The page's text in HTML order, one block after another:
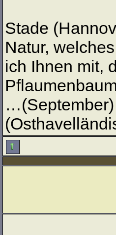
Stade
Natur,
ich Ihnen mit,
…(September)